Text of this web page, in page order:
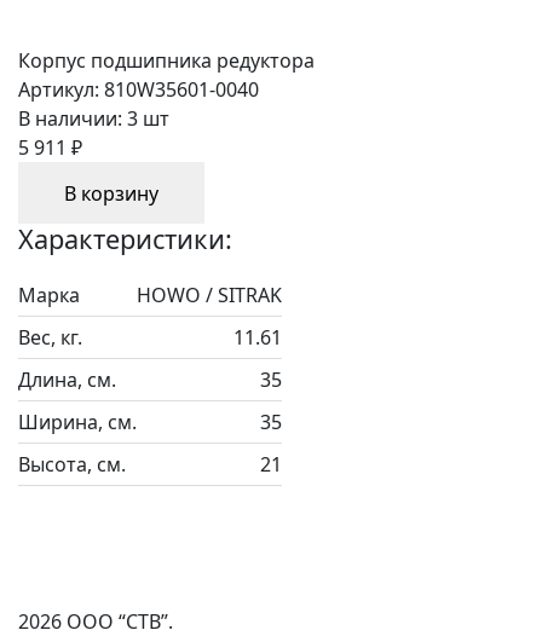
Корпус подшипника редуктора
Артикул: 810W35601-0040
В наличии: 3 шт
5 911 ₽
В корзину
Характеристики:
Марка
HOWO / SITRAK
Вес, кг.
11.61
Длина, см.
35
Ширина, см.
35
Высота, см.
21
2026 ООО “СТВ”.